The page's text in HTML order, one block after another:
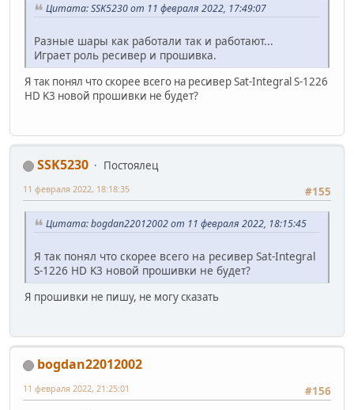
Цитата: SSK5230 от 11 февраля 2022, 17:49:07
Разные шары как работали так и работают...
Играет роль ресивер и прошивка.
Я так понял что скорее всего на ресивер Sat-Integral S-1226
HD K3 новой прошивки не будет?
SSK5230
Постоялец
#155
11 февраля 2022, 18:18:35
Цитата: bogdan22012002 от 11 февраля 2022, 18:15:45
Я так понял что скорее всего на ресивер Sat-Integral
S-1226 HD K3 новой прошивки не будет?
Я прошивки не пишу, не могу сказать
bogdan22012002
#156
11 февраля 2022, 21:25:01